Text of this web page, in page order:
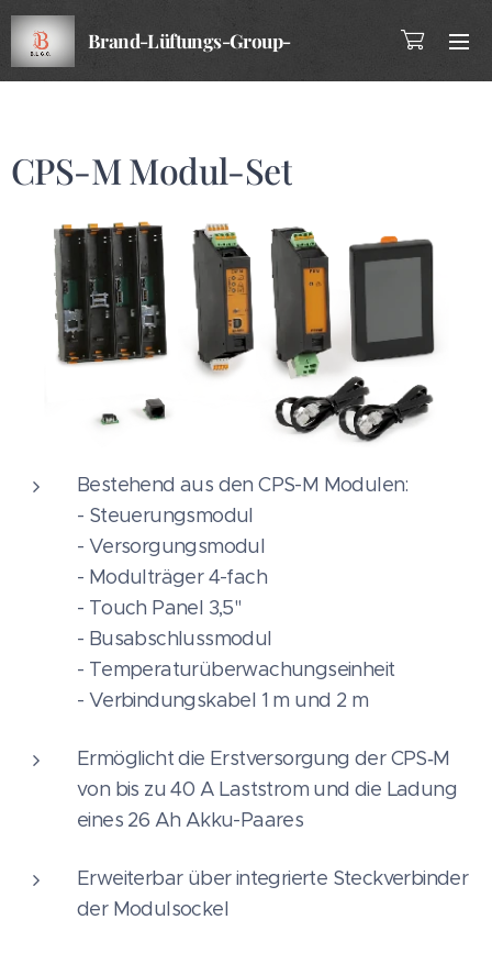
Brand-Lüftungs-Group-
CPS-M Modul-Set
Bestehend aus den CPS-M Modulen:
- Steuerungsmodul
- Versorgungsmodul
- Modulträger 4-fach
- Touch Panel 3,5"
- Busabschlussmodul
- Temperaturüberwachungseinheit
- Verbindungskabel 1 m und 2 m
Ermöglicht die Erstversorgung der CPS‑M
von bis zu 40 A Laststrom und die Ladung
eines 26 Ah Akku-Paares
Erweiterbar über integrierte Steckverbinder
der Modulsockel